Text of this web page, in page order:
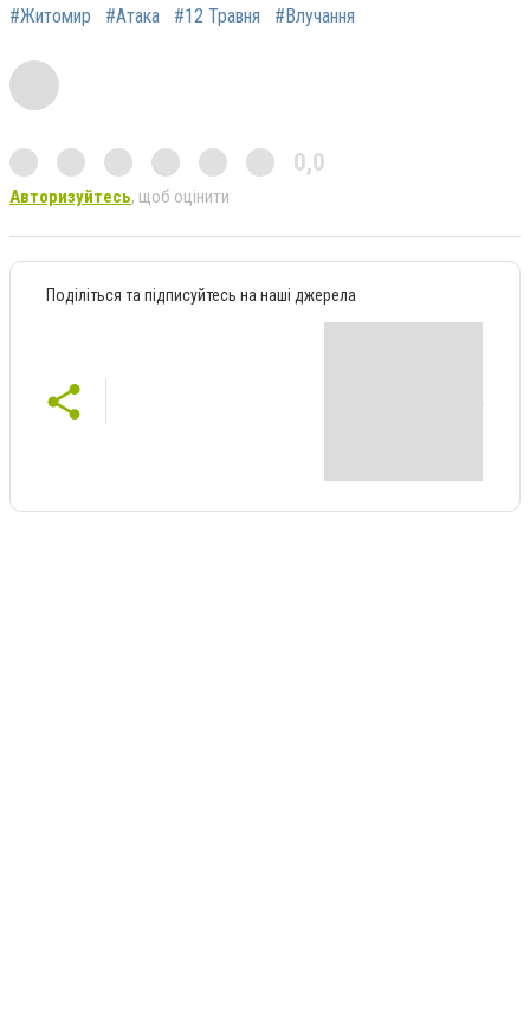
#Житомир #Атака #12 Травня #Влучання
0,0
Авторизуйтесь, щоб оцінити
Поділіться та підписуйтесь на наші джерела